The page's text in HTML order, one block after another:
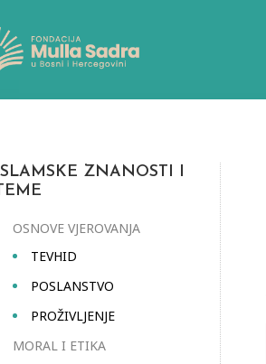
ZNANOSTI I
OSNOVE VJEROVANJA
TEVHID
POSLANSTVO
PROŽIVLJENJE
MORAL I ETIKA